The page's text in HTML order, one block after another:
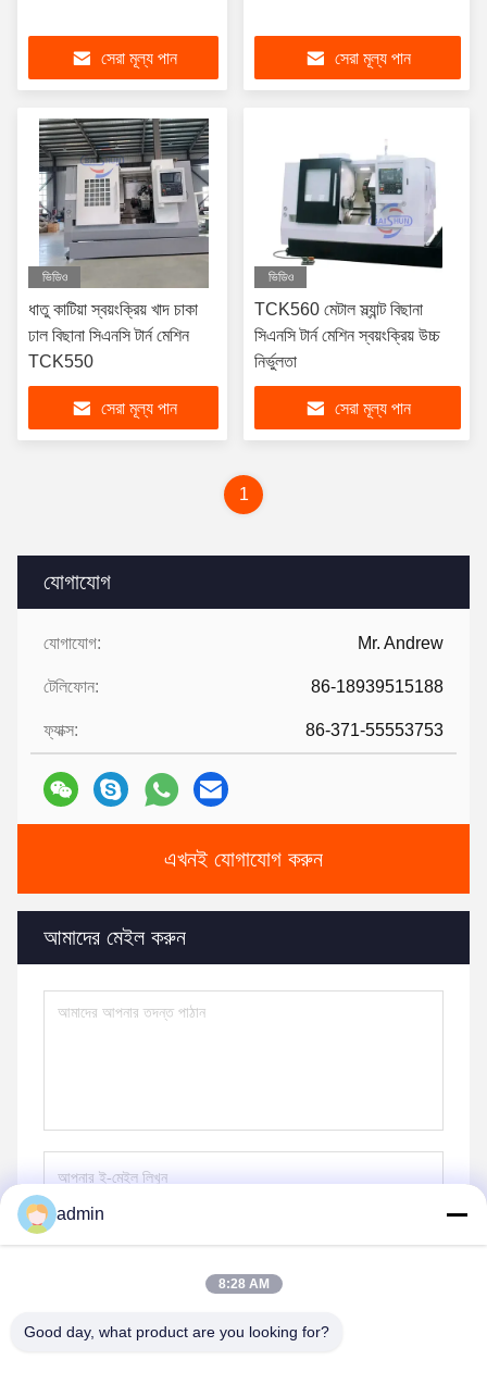
যোগাযোগ
যোগাযোগ: Mr. Andrew
টেলিফোন: 86-18939515188
ফ্যাক্স: 86-371-55553753
এখনই যোগাযোগ করুন
আমাদের মেইল ​​করুন
সেরা মূল্য পান সেরা মূল্য পান
ভিডিও
ধাতু কাটিয়া স্বয়ংক্রিয় খাদ চাকা
ঢাল বিছানা সিএনসি টার্ন মেশিন
TCK550
সেরা মূল্য পান
ভিডিও
TCK560 মেটাল স্ল্যান্ট বিছানা
সিএনসি টার্ন মেশিন স্বয়ংক্রিয় উচ্চ
নির্ভুলতা
সেরা মূল্য পান
1
admin
8:28 AM
Good day, what product are you looking for?